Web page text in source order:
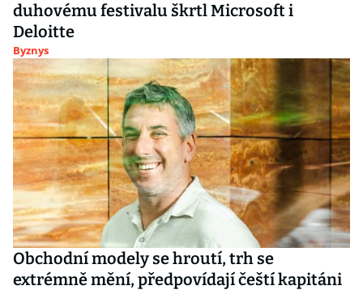
duhovému festivalu škrtl Microsoft i
Deloitte
Byznys
Obchodní modely se hroutí, trh se
extrémně mění, předpovídají čeští kapitáni